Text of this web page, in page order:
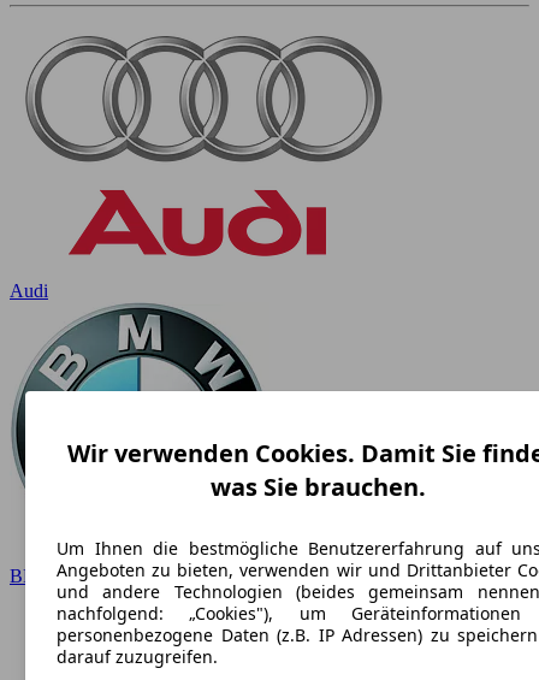
Audi
BMW
Wir verwenden Cookies. Damit Sie
was Sie brauchen.
Um Ihnen die bestmögliche Benutzererfahrung auf
Angeboten zu bieten, verwenden wir und Drittanbieter
und andere Technologien (beides gemeinsam
nachfolgend: „Cookies"), um
personenbezogene Daten (z.B. IP Adressen) zu
darauf zuzugreifen.